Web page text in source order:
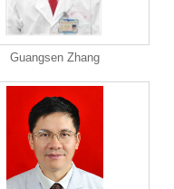
Guangsen Zhang